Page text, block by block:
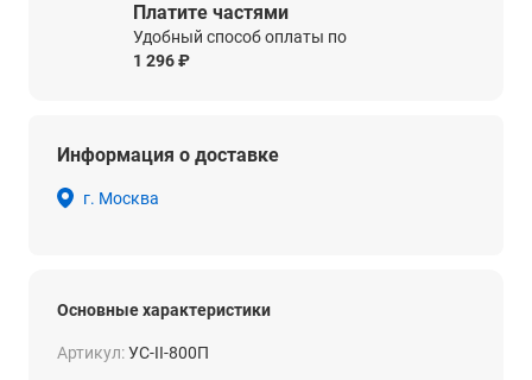
Платите частями
Удобный способ оплаты по
1 296 ₽
Информация о доставке
г. Москва
Основные характеристики
Артикул:УС-II-800П